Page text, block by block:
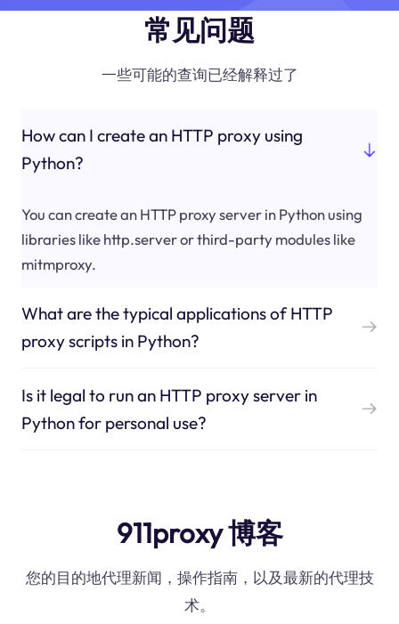
常见问题
一些可能的查询已经解释过了
How can I create an HTTP proxy using
Python?
You can create an HTTP proxy server in Python using
libraries like http.server or third-party modules like
mitmproxy.
What are the typical applications of HTTP
proxy scripts in Python?
Is it legal to run an HTTP proxy server in
Python for personal use?
911proxy 博客
您的目的地代理新闻，操作指南，以及最新的代理技
术。